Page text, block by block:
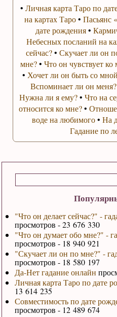
"Что он делает сейчас?" -
просмотров - 23 676 330
"Что он думает обо мне?" -
просмотров - 18 940 921
"Скучает ли он по мне?" -
просмотров - 18 580 197
Да-Нет гадание онлайн
Личная карта Таро по дате
13 614 235
Совместимость по дате
просмотров - 12 489 674
• Личная карта Таро по
на картах Таро• Пасьянс
дате рождения•
Небесных посланий на
сейчас?•Скучает ли он
мне?• Что он чувствует ко
• Хочет ли он быть со
Вспоминает ли он меня?
Нужна ли я ему?• Что на
относится ко мне?•
воде на любимого•На
Гадание по